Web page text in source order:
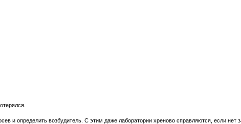
и определить возбудитель. С этим даже лаборатории хреново справляются, если нет